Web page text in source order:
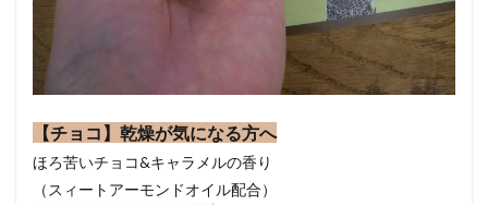
【チョコ】乾燥が気になる方へ
ほろ苦いチョコ&キャラメルの香り
（スィートアーモンドオイル配合）